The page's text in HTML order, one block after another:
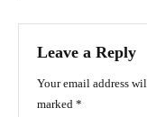
navigation
Leave a Reply
Your email address
marked *